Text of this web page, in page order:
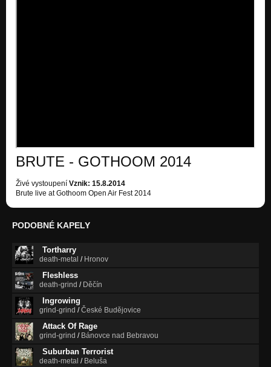
BRUTE - GOTHOOM 2014
Živé vystoupení Vznik: 15.8.2014
Brute live at Gothoom Open Air Fest 2014
PODOBNÉ KAPELY
Tortharry
death-metal / Hronov
Fleshless
death-grind / Děčín
Ingrowing
grind-grind /České Budějovice
Attack Of Rage
grind-grind / Bánovce nad Bebravou
Suburban Terrorist
death-metal / Beluša